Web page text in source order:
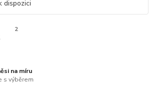
dispozici
2
na míru
s výběrem